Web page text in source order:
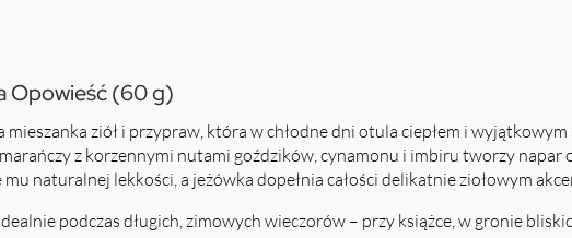
Opowieść (60 g)
ziół i przypraw, która w chłodne dni otula ciepłem i wyjątkowym
z korzennymi nutami goździków, cynamonu i imbiru tworzy napar
naturalnej lekkości, a jeżówka dopełnia całości delikatnie ziołowym
podczas długich, zimowych wieczorów – przy książce, w gronie